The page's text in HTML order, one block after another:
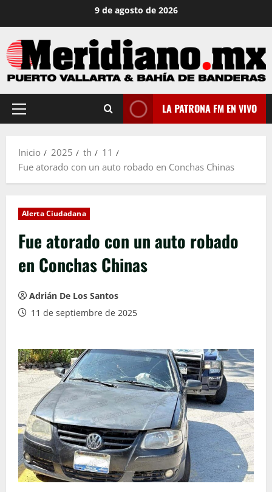
contenido
9 de agosto de 2026
Menú
LA PATRONA FM EN VIVO
Inicio 2025 th
11
Fue atorado con un auto robado en Conchas Chinas
Alerta Ciudadana
Fue atorado con un auto robado
en Conchas Chinas
Adrián De Los Santos
11 de septiembre de 2025